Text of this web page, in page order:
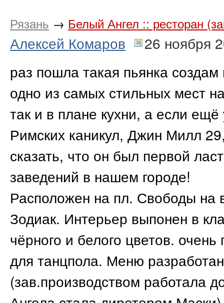
Рязань → Белый Ангел :: ресторан
Алексей Комаров
26 ноября
раз пошла такая пьянка
одно из самых стильных мест
так и в плане кухни, а если
Римских каникул, Джин Милл
сказать, что он был первой
заведений в нашем городе!
Расположен на пл. Свободы на
Зодиак. Интерьер выпонен в
чёрного и белого цветов.
для танцпола. Меню
(зав.производством работала